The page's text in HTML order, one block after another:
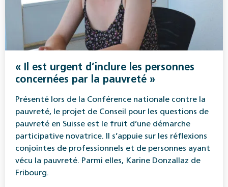
« Il est urgent d’inclure les personnes
concernées par la pauvreté »
Présenté lors de la Conférence nationale contre la
pauvreté, le projet de Conseil pour les questions de
pauvreté en Suisse est le fruit d’une démarche
participative novatrice. Il s’appuie sur les réflexions
conjointes de professionnels et de personnes ayant
vécu la pauvreté. Parmi elles, Karine Donzallaz de
Fribourg.